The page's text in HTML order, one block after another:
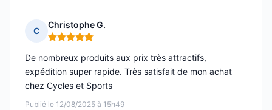
C
Christophe G.
Note : 5 sur 5
Publié le 12/08/2025 à 15h49
De nombreux produits aux prix très attractifs,
expédition super rapide. Très satisfait de mon achat
chez Cycles et Sports